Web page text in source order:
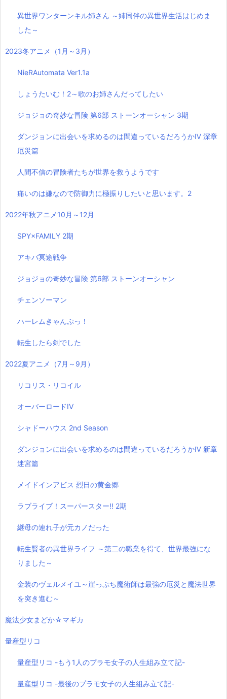
異世界ワンターンキル姉さん ～姉同伴の異世界生活はじめま
した～
2023冬アニメ（1月～3月）
NieRAutomata Ver1.1a
しょうたいむ！2～歌のお姉さんだってしたい
ジョジョの奇妙な冒険 第6部 ストーンオーシャン 3期
ダンジョンに出会いを求めるのは間違っているだろうかⅣ 深章
厄災篇
人間不信の冒険者たちが世界を救うようです
痛いのは嫌なので防御力に極振りしたいと思います。2
2022年秋アニメ10月～12月
SPY×FAMILY 2期
アキバ冥途戦争
ジョジョの奇妙な冒険 第6部 ストーンオーシャン
チェンソーマン
ハーレムきゃんぷっ！
転生したら剣でした
2022夏アニメ（7月～9月）
リコリス・リコイル
オーバーロードIV
シャドーハウス 2nd Season
ダンジョンに出会いを求めるのは間違っているだろうかⅣ 新章
迷宮篇
メイドインアビス 烈日の黄金郷
ラブライブ！スーパースター!! 2期
継母の連れ子が元カノだった
転生賢者の異世界ライフ ～第二の職業を得て、世界最強にな
りました～
金装のヴェルメイユ～崖っぷち魔術師は最強の厄災と魔法世界
を突き進む～
魔法少女まどか☆マギカ
量産型リコ
量産型リコ -もう1人のプラモ女子の人生組み立て記-
量産型リコ -最後のプラモ女子の人生組み立て記-